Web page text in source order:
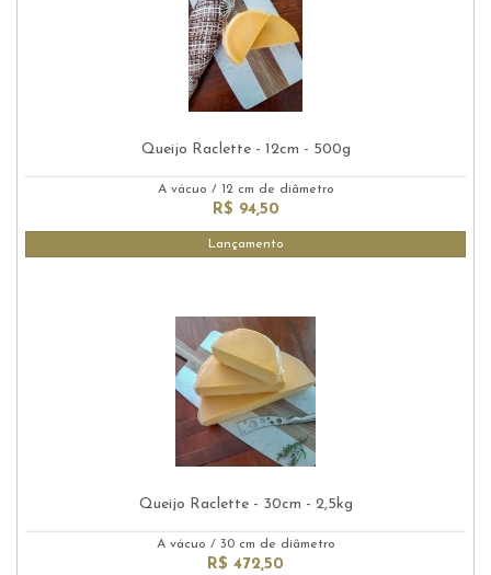
Queijo Raclette - 12cm - 500g
A vácuo / 12 cm de diâmetro
R$ 94,50
Lançamento
Queijo Raclette - 30cm - 2,5kg
A vácuo / 30 cm de diâmetro
R$ 472,50